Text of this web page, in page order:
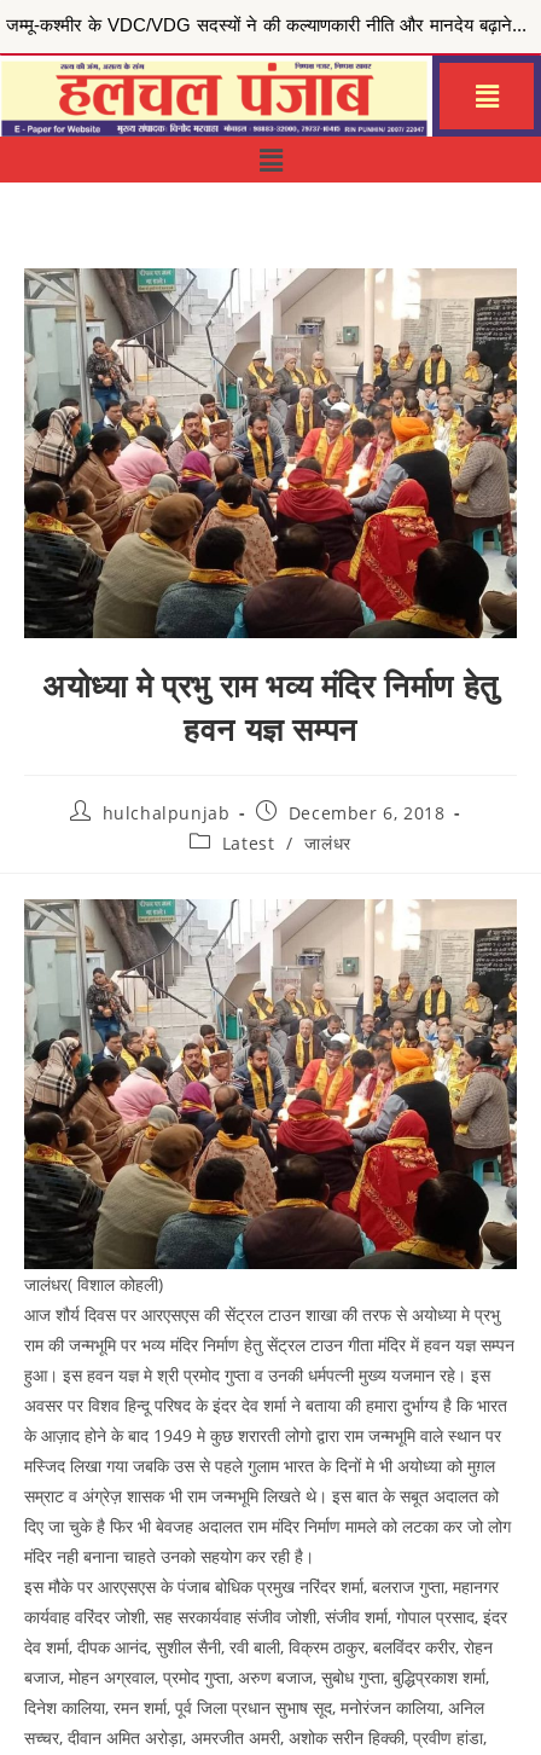
मुख्यमंत्री भगवंत सिंह मान की ‘मेरी रसोई योजना’ से जरूरतमंद परिवारों को राहत, जालंधर सेंट्रल हलका इं...
अयोध्या मे प्रभु राम भव्य मंदिर निर्माण हेतु
हवन यज्ञ सम्पन
hulchalpunjab
December 6, 2018
Latest / जालंधर
जालंधर( विशाल कोहली)
आज शौर्य दिवस पर आरएसएस की सेंट्रल टाउन शाखा की तरफ से अयोध्या मे प्रभु
राम की जन्मभूमि पर भव्य मंदिर निर्माण हेतु सेंट्रल टाउन गीता मंदिर में हवन यज्ञ सम्पन
हुआ। इस हवन यज्ञ मे श्री प्रमोद गुप्ता व उनकी धर्मपत्नी मुख्य यजमान रहे। इस
अवसर पर विशव हिन्दू परिषद के इंदर देव शर्मा ने बताया की हमारा दुर्भाग्य है कि भारत
के आज़ाद होने के बाद 1949 मे कुछ शरारती लोगो द्वारा राम जन्मभूमि वाले स्थान पर
मस्जिद लिखा गया जबकि उस से पहले गुलाम भारत के दिनों मे भी अयोध्या को मुग़ल
सम्राट व अंग्रेज़ शासक भी राम जन्मभूमि लिखते थे। इस बात के सबूत अदालत को
दिए जा चुके है फिर भी बेवजह अदालत राम मंदिर निर्माण मामले को लटका कर जो लोग
मंदिर नही बनाना चाहते उनको सहयोग कर रही है।
इस मौके पर आरएसएस के पंजाब बोधिक प्रमुख नरिंदर शर्मा, बलराज गुप्ता, महानगर
कार्यवाह वरिंदर जोशी, सह सरकार्यवाह संजीव जोशी, संजीव शर्मा, गोपाल प्रसाद, इंदर
देव शर्मा, दीपक आनंद, सुशील सैनी, रवी बाली, विक्रम ठाकुर, बलविंदर करीर, रोहन
बजाज, मोहन अग्रवाल, प्रमोद गुप्ता, अरुण बजाज, सुबोध गुप्ता, बुद्धिप्रकाश शर्मा,
दिनेश कालिया, रमन शर्मा, पूर्व जिला प्रधान सुभाष सूद, मनोरंजन कालिया, अनिल
सच्चर, दीवान अमित अरोड़ा, अमरजीत अमरी, अशोक सरीन हिक्की, प्रवीण हांडा,